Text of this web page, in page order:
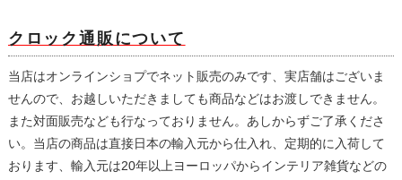
クロック通販について
当店はオンラインショプでネット販売のみです、実店舗はございま
せんので、お越しいただきましても商品などはお渡しできません。
また対面販売なども行なっておりません。あしからずご了承くださ
い。当店の商品は直接日本の輸入元から仕入れ、定期的に入荷して
おります、輸入元は20年以上ヨーロッパからインテリア雑貨などの